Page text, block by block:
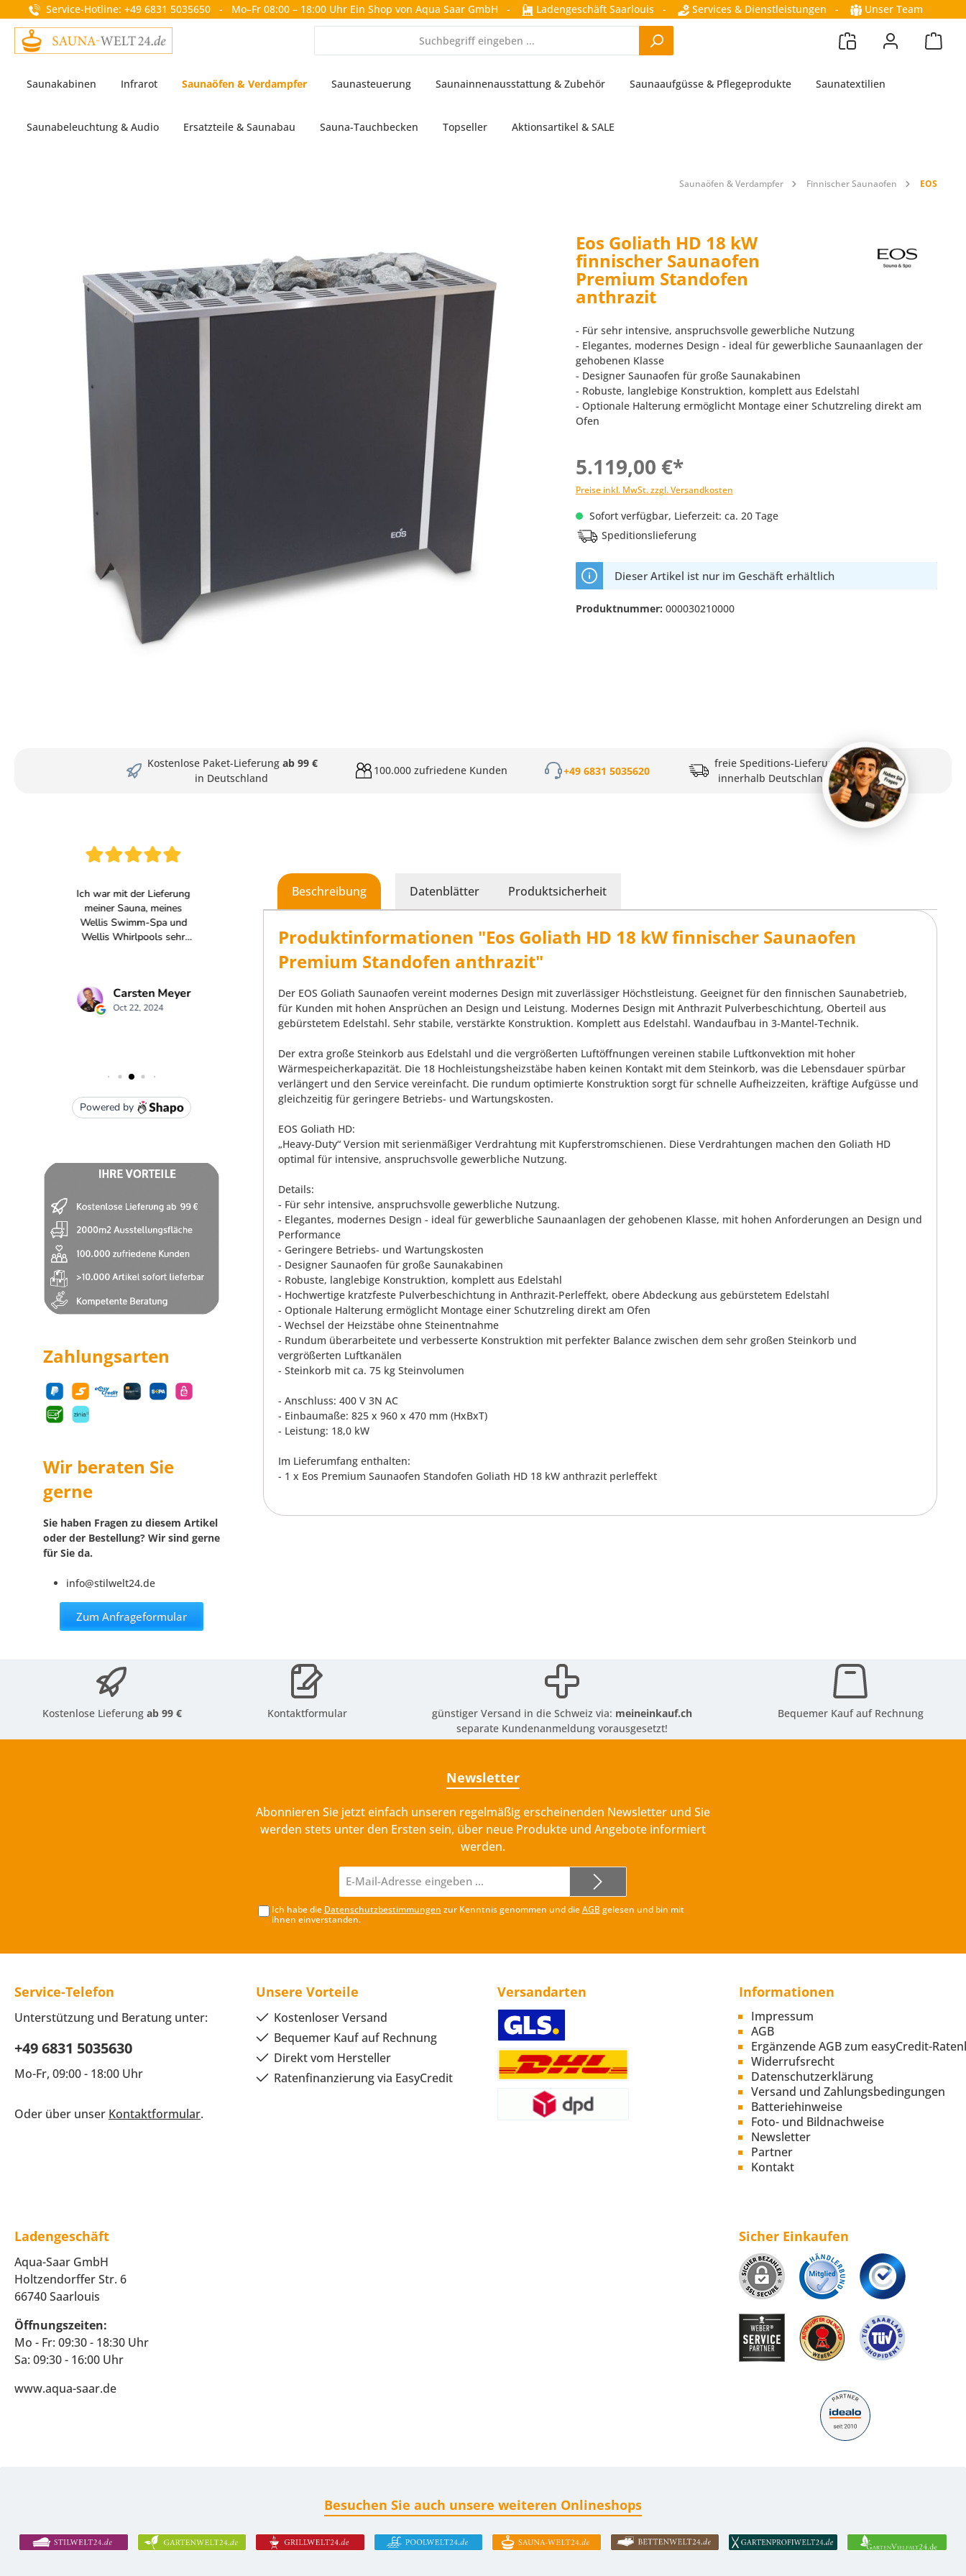
Zur Hauptnavigation springen
Service-Hotline: +49 6831 5035650 - Mo–Fr 08:00 – 18:00 Uhr Ein Shop von Aqua Saar GmbH - Ladengeschäft Saarlouis - Services & Dienstleistungen - Unser Team
Saunakabinen Infrarot Saunaöfen & Verdampfer Saunasteuerung Saunainnenausstattung & Zubehör Saunaaufgüsse & Pflegeprodukte Saunatextilien
Saunabeleuchtung & Audio Ersatzteile & Saunabau Sauna-Tauchbecken Topseller Aktionsartikel & SALE
Saunaöfen & Verdampfer Finnischer Saunaofen EOS
Eos Goliath HD 18 kW
finnischer Saunaofen
Premium Standofen
anthrazit
- Für sehr intensive, anspruchsvolle gewerbliche Nutzung
- Elegantes, modernes Design - ideal für gewerbliche Saunaanlagen der
gehobenen Klasse
- Designer Saunaofen für große Saunakabinen
- Robuste, langlebige Konstruktion, komplett aus Edelstahl
- Optionale Halterung ermöglicht Montage einer Schutzreling direkt am
Ofen
5.119,00 €*
Preise inkl. MwSt. zzgl. Versandkosten
Sofort verfügbar, Lieferzeit: ca. 20 Tage
Speditionslieferung
Dieser Artikel ist nur im Geschäft erhältlich
Produktnummer: 000030210000
Kostenlose Paket-Lieferung ab 99 €
in Deutschland
100.000 zufriedene Kunden +49 6831 5035620
freie Speditions-Lieferung
innerhalb Deutschlands
Zahlungsarten
Wir beraten Sie
gerne
Sie haben Fragen zu diesem Artikel
oder der Bestellung? Wir sind gerne
für Sie da.
info@stilwelt24.de
Zum Anfrageformular
Beschreibung Datenblätter Produktsicherheit
Produktinformationen "Eos Goliath HD 18 kW finnischer Saunaofen
Premium Standofen anthrazit"
Der EOS Goliath Saunaofen vereint modernes Design mit zuverlässiger Höchstleistung. Geeignet für den finnischen Saunabetrieb,
für Kunden mit hohen Ansprüchen an Design und Leistung. Modernes Design mit Anthrazit Pulverbeschichtung, Oberteil aus
gebürstetem Edelstahl. Sehr stabile, verstärkte Konstruktion. Komplett aus Edelstahl. Wandaufbau in 3-Mantel-Technik.
Der extra große Steinkorb aus Edelstahl und die vergrößerten Luftöffnungen vereinen stabile Luftkonvektion mit hoher
Wärmespeicherkapazität. Die 18 Hochleistungsheizstäbe haben keinen Kontakt mit dem Steinkorb, was die Lebensdauer spürbar
verlängert und den Service vereinfacht. Die rundum optimierte Konstruktion sorgt für schnelle Aufheizzeiten, kräftige Aufgüsse und
gleichzeitig für geringere Betriebs- und Wartungskosten.
EOS Goliath HD:
„Heavy-Duty“ Version mit serienmäßiger Verdrahtung mit Kupferstromschienen. Diese Verdrahtungen machen den Goliath HD
optimal für intensive, anspruchsvolle gewerbliche Nutzung.
Details:
- Für sehr intensive, anspruchsvolle gewerbliche Nutzung.
- Elegantes, modernes Design - ideal für gewerbliche Saunaanlagen der gehobenen Klasse, mit hohen Anforderungen an Design und
Performance
- Geringere Betriebs- und Wartungskosten
- Designer Saunaofen für große Saunakabinen
- Robuste, langlebige Konstruktion, komplett aus Edelstahl
- Hochwertige kratzfeste Pulverbeschichtung in Anthrazit-Perleffekt, obere Abdeckung aus gebürstetem Edelstahl
- Optionale Halterung ermöglicht Montage einer Schutzreling direkt am Ofen
- Wechsel der Heizstäbe ohne Steinentnahme
- Rundum überarbeitete und verbesserte Konstruktion mit perfekter Balance zwischen dem sehr großen Steinkorb und
vergrößerten Luftkanälen
- Steinkorb mit ca. 75 kg Steinvolumen
- Anschluss: 400 V 3N AC
- Einbaumaße: 825 x 960 x 470 mm (HxBxT)
- Leistung: 18,0 kW
Im Lieferumfang enthalten:
- 1 x Eos Premium Saunaofen Standofen Goliath HD 18 kW anthrazit perleffekt
Kostenlose Lieferungab 99 € Kontaktformular günstiger Versand in die Schweiz via: meineinkauf.ch
separate Kundenanmeldung vorausgesetzt!
Bequemer Kauf auf Rechnung
Newsletter
Abonnieren Sie jetzt einfach unseren regelmäßig erscheinenden Newsletter und Sie
werden stets unter den Ersten sein, über neue Produkte und Angebote informiert
werden.
Mail-
Adresse*
Ich habe die Datenschutzbestimmungen zur Kenntnis genommen und dieAGBgelesen und bin mit
ihnen einverstanden.
Service-Telefon
Unterstützung und Beratung unter:
+49 6831 5035630
Mo-Fr, 09:00 - 18:00 Uhr
Oder über unser Kontaktformular.
Unsere Vorteile
Kostenloser Versand
Bequemer Kauf auf Rechnung
Direkt vom Hersteller
Ratenfinanzierung via EasyCredit
Versandarten Informationen
Impressum
AGB
Ergänzende AGB zum easyCredit-
Widerrufsrecht
Datenschutzerklärung
Versand und Zahlungsbedingungen
Batteriehinweise
Foto- und Bildnachweise
Newsletter
Partner
Kontakt
Ladengeschäft
Aqua-Saar GmbH
Holtzendorffer Str. 6
66740 Saarlouis
Öffnungszeiten:
Mo - Fr: 09:30 - 18:30 Uhr
Sa: 09:30 - 16:00 Uhr
www.aqua-saar.de
Sicher Einkaufen
Besuchen Sie auch unsere weiteren Onlineshops